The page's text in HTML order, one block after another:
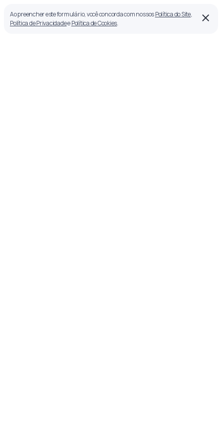
Ao preencher este formulário, você concorda com nossosPolítica do Site,
Política de PrivacidadeePolítica de Cookies.